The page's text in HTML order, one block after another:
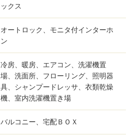
ックス
オートロック、モニタ付インターホ
ン
冷房、暖房、エアコン、洗濯機置
場、洗面所、フローリング、照明器
具、シャンプードレッサ、衣類乾燥
機、室内洗濯機置き場
バルコニー、宅配ＢＯＸ